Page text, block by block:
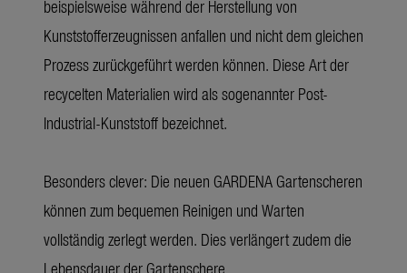
beispielsweise während der Herstellung von
Kunststofferzeugnissen anfallen und nicht dem gleichen
Prozess zurückgeführt werden können. Diese Art der
recycelten Materialien wird als sogenannter Post-
Industrial-Kunststoff bezeichnet.
Besonders clever: Die neuen GARDENA Gartenscheren
können zum bequemen Reinigen und Warten
vollständig zerlegt werden. Dies verlängert zudem die
Lebensdauer der Gartenschere.